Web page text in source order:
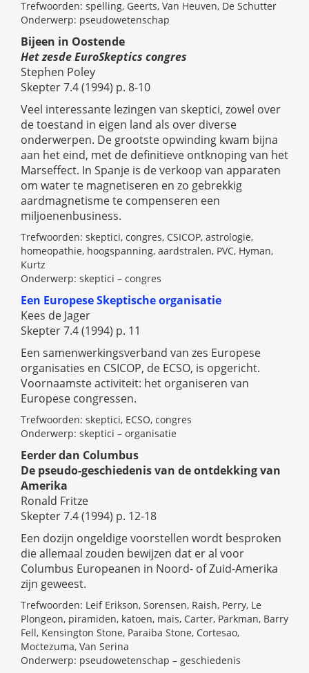
Trefwoorden: spelling, Geerts, Van Heuven, De Schutter
Onderwerp: pseudowetenschap
Bijeen in Oostende
Het zesde EuroSkeptics congres
Stephen Poley
Skepter 7.4 (1994) p. 8-10
Veel interessante lezingen van skeptici, zowel over
de toestand in eigen land als over diverse
onderwerpen. De grootste opwinding kwam bijna
aan het eind, met de definitieve ontknoping van het
Marseffect. In Spanje is de verkoop van apparaten
om water te magnetiseren en zo gebrekkig
aardmagnetisme te compenseren een
miljoenenbusiness.
Trefwoorden: skeptici, congres, CSICOP, astrologie,
homeopathie, hoogspanning, aardstralen, PVC, Hyman,
Kurtz
Onderwerp: skeptici – congres
Een Europese Skeptische organisatie
Kees de Jager
Skepter 7.4 (1994) p. 11
Een samenwerkingsverband van zes Europese
organisaties en CSICOP, de ECSO, is opgericht.
Voornaamste activiteit: het organiseren van
Europese congressen.
Trefwoorden: skeptici, ECSO, congres
Onderwerp: skeptici – organisatie
Eerder dan Columbus
De pseudo-geschiedenis van de ontdekking van
Amerika
Ronald Fritze
Skepter 7.4 (1994) p. 12-18
Een dozijn ongeldige voorstellen wordt besproken
die allemaal zouden bewijzen dat er al voor
Columbus Europeanen in Noord- of Zuid-Amerika
zijn geweest.
Trefwoorden: Leif Erikson, Sorensen, Raish, Perry, Le
Plongeon, piramiden, katoen, mais, Carter, Parkman, Barry
Fell, Kensington Stone, Paraiba Stone, Cortesao,
Moctezuma, Van Serina
Onderwerp: pseudowetenschap – geschiedenis